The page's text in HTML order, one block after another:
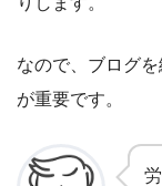
なので、ブログ
が重要です。